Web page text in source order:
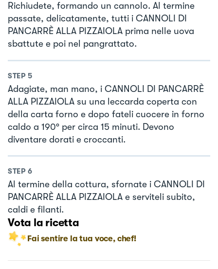
Richiudete, formando un cannolo. Al termine
passate, delicatamente, tutti i CANNOLI DI
PANCARRÈ ALLA PIZZAIOLA prima nelle uova
sbattute e poi nel pangrattato.
STEP 5
Adagiate, man mano, i CANNOLI DI PANCARRÈ
ALLA PIZZAIOLA su una leccarda coperta con
della carta forno e dopo fateli cuocere in forno
caldo a 190° per circa 15 minuti. Devono
diventare dorati e croccanti.
STEP 6
Al termine della cottura, sfornate i CANNOLI DI
PANCARRÈ ALLA PIZZAIOLA e serviteli subito,
caldi e filanti.
Vota la ricetta
Fai sentire la tua voce, chef!